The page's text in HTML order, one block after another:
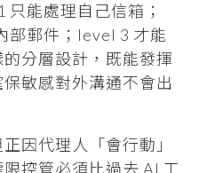
能處理自己信箱；
部郵件；level 3 才能
分層設計，既能發揮
敏感對外溝通不會出
因代理人「會行動」
控管必須比過去 AI 工